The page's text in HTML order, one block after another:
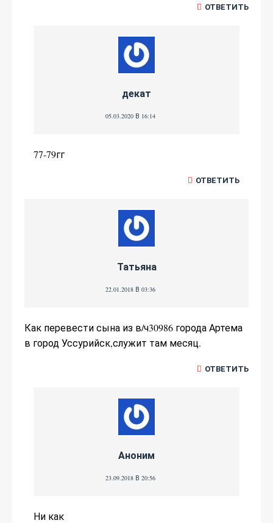
ОТВЕТИТЬ
декат
05.03.2020 В 16:14
77-79гг
ОТВЕТИТЬ
Татьяна
22.01.2018 В 03:36
Как перевести сына из в/ч30986 города Артема
в город Уссурийск,служит там месяц.
ОТВЕТИТЬ
Аноним
23.09.2018 В 20:56
Ни как